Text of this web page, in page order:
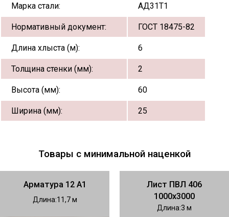
Марка стали: АД31Т1
Нормативный документ: ГОСТ 18475-82
Длина хлыста (м): 6
Толщина стенки (мм): 2
Высота (мм): 60
Ширина (мм): 25
Товары с минимальной наценкой
Арматура 12 А1
Длина 11,7
Лист ПВЛ 406
1000х3000
Длина 3